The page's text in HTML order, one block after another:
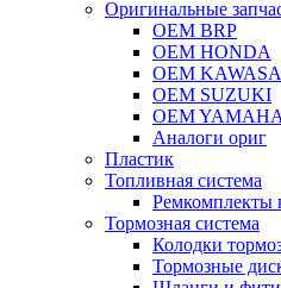
Оригинальные
OEM BRP
OEM HONDA
OEM
OEM SUZUKI
OEM YAMAHA
Аналоги ориг
Пластик
Топливная система
Ремкомплекты
Тормозная система
Колодки
Тормозные